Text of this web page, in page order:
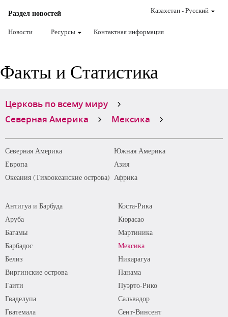
Раздел новостей
Новости Ресурсы Контактная информация
Казахстан-Pусский
Факты и Статистика
Церковь по всему миру
Северная Америка
Мексика
Северная Америка
Южная Америка
Европа
Азия
Океания (Тихоокеанские острова) Африка
Антигуа и Барбуда
Аруба
Багамы
Барбадос
Белиз
Виргинские острова
Гаити
Гваделупа
Гватемала
Коста-Рика
Кюрасао
Мартиника
Мексика
Никарагуа
Панама
Пуэрто-Рико
Сальвадор
Сент-Винсент